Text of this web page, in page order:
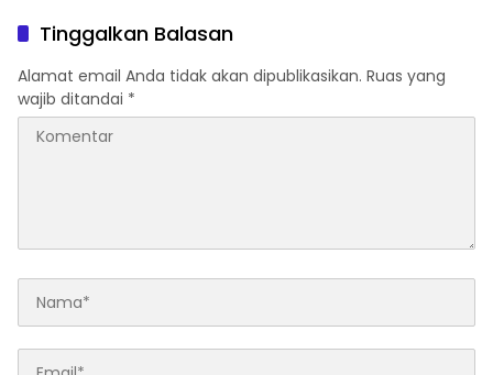
Tinggalkan Balasan
Alamat email Anda tidak akan dipublikasikan. Ruas yang
wajib ditandai *